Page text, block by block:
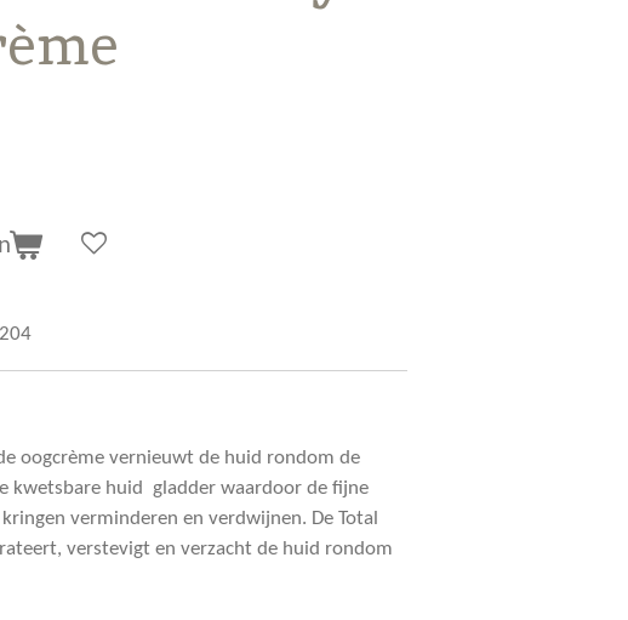
oogcrème vernieuwt de huid rondom de
kwetsbare huid gladder waardoor de fijne
verminderen en verdwijnen. De Total
verstevigt en verzacht de huid rondom